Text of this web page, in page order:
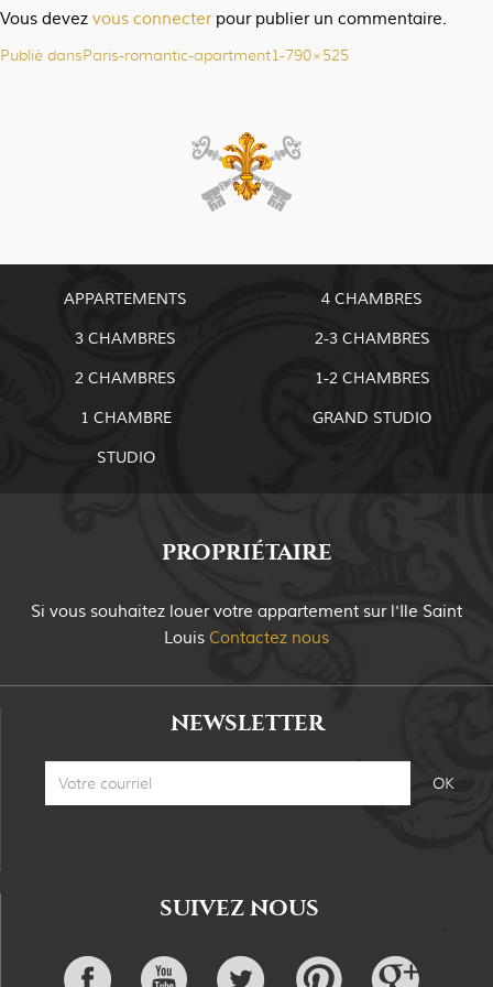
Vous devez vous connecterpour publier un commentaire.
Publié dansParis-romantic-apartment1-790×525
APPARTEMENTS
4 CHAMBRES
3 CHAMBRES
2-3 CHAMBRES
2 CHAMBRES
1-2 CHAMBRES
1 CHAMBRE
GRAND STUDIO
STUDIO
PROPRIÉTAIRE
Si vous souhaitez louer votre appartement sur l'Ile Saint
Louis Contactez nous
NEWSLETTER
SUIVEZ NOUS